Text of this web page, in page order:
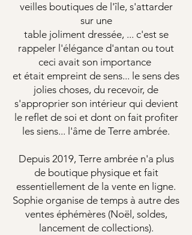
veilles boutiques de l'île, s'attarder
sur une
table joliment dressée, ... c'est se
rappeler l'élégance d'antan ou tout
ceci avait son importance
et était empreint de sens... le sens des
jolies choses, du recevoir, de
s'approprier son intérieur qui devient
le reflet de soi et dont on fait profiter
les siens... l'âme de Terre ambrée.
Depuis 2019, Terre ambrée n'a plus
de boutique physique et fait
essentiellement de la vente en ligne.
Sophie organise de temps à autre des
ventes éphémères (Noël, soldes,
lancement de collections).